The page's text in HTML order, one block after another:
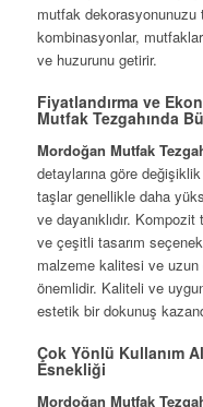
mutfak
kombinasyonlar,
ve huzurunu getirir.
Fiyatlandırma ve
Mutfak Tezgahında
Mordoğan Mutfak
detaylarına göre
taşlar genellikle daha
ve dayanıklıdır.
ve çeşitli tasarım
malzeme kalitesi ve
önemlidir. Kaliteli ve
estetik bir dokunuş
Çok Yönlü Kullanım
Esnekliği
Mordoğan Mutfak